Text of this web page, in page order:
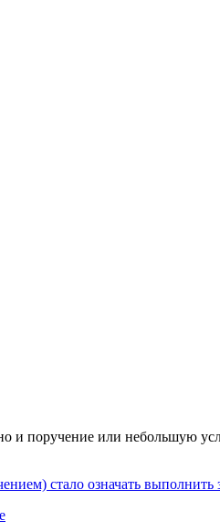
и поручение или небольшую
стало означать выполнить